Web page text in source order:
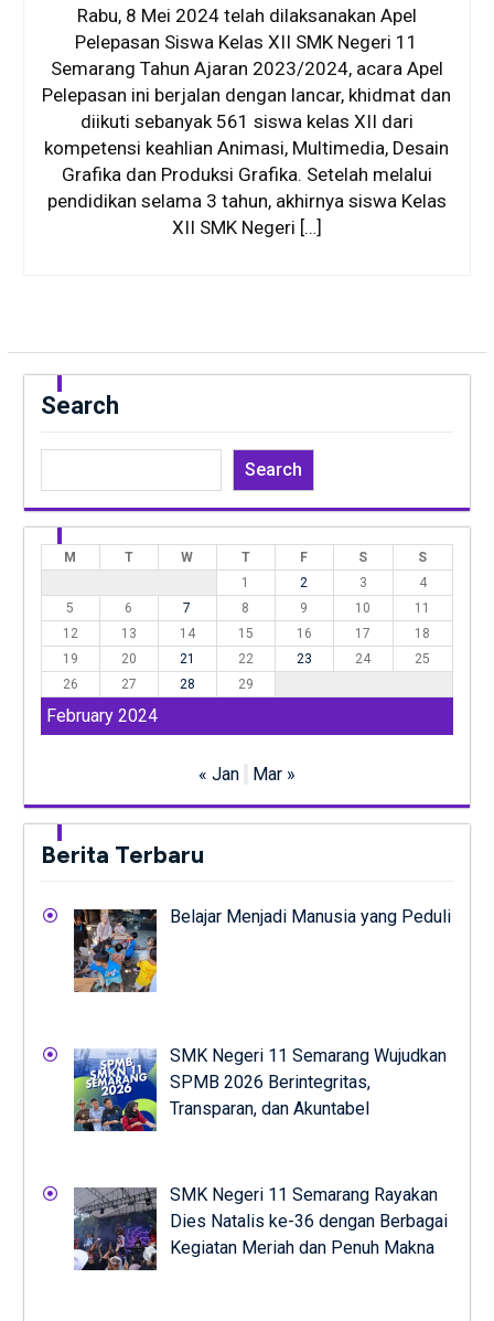
Rabu, 8 Mei 2024 telah dilaksanakan Apel
Pelepasan Siswa Kelas XII SMK Negeri 11
Semarang Tahun Ajaran 2023/2024, acara Apel
Pelepasan ini berjalan dengan lancar, khidmat dan
diikuti sebanyak 561 siswa kelas XII dari
kompetensi keahlian Animasi, Multimedia, Desain
Grafika dan Produksi Grafika. Setelah melalui
pendidikan selama 3 tahun, akhirnya siswa Kelas
XII SMK Negeri […]
Search
Search
February 2024
M T W T F S
S
1
2 3
4
5
6 7 8 9 10
11
12
13 14 15 16 17
18
19
20 21 22 23 24
25
26
27 28 29
« Jan Mar »
Berita Terbaru
Belajar Menjadi Manusia yang Peduli
SMK Negeri 11 Semarang Wujudkan
SPMB 2026 Berintegritas,
Transparan, dan Akuntabel
SMK Negeri 11 Semarang Rayakan
Dies Natalis ke-36 dengan Berbagai
Kegiatan Meriah dan Penuh Makna